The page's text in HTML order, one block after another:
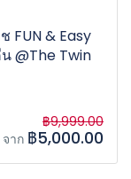
FUN & Easy
@The Twin
จาก
฿9,999.00
฿5,000.00